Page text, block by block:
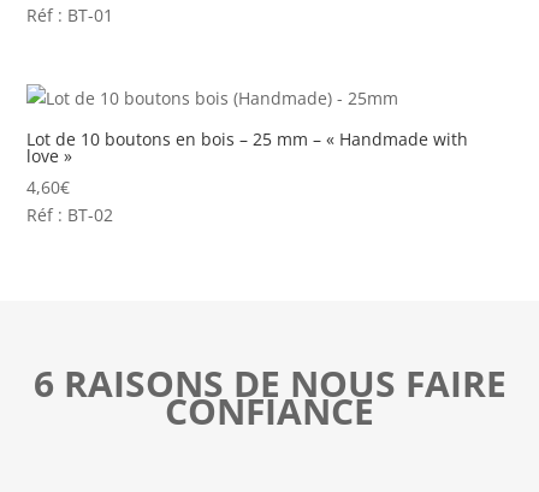
Réf : BT-01
Lot de 10 boutons en bois – 25 mm – « Handmade with
love »
4,60€
Réf : BT-02
6 RAISONS DE NOUS FAIRE
CONFIANCE